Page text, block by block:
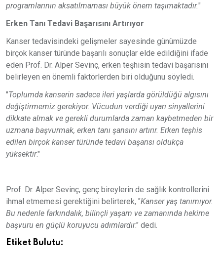
programlarının aksatılmaması büyük önem taşımaktadır."
Erken Tanı Tedavi Başarısını Artırıyor
Kanser tedavisindeki gelişmeler sayesinde günümüzde
birçok kanser türünde başarılı sonuçlar elde edildiğini ifade
eden Prof. Dr. Alper Sevinç, erken teşhisin tedavi başarısını
belirleyen en önemli faktörlerden biri olduğunu söyledi.
"Toplumda kanserin sadece ileri yaşlarda görüldüğü algısını
değiştirmemiz gerekiyor. Vücudun verdiği uyarı sinyallerini
dikkate almak ve gerekli durumlarda zaman kaybetmeden bir
uzmana başvurmak, erken tanı şansını artırır. Erken teşhis
edilen birçok kanser türünde tedavi başarısı oldukça
yüksektir."
Prof. Dr. Alper Sevinç, genç bireylerin de sağlık kontrollerini
ihmal etmemesi gerektiğini belirterek, "Kanser yaş tanımıyor.
Bu nedenle farkındalık, bilinçli yaşam ve zamanında hekime
başvuru en güçlü koruyucu adımlardır." dedi.
Etiket Bulutu: